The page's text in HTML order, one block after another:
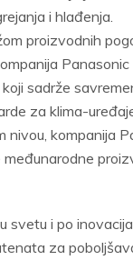
i hlađenja.
proizvodnih
Panasonic
sadrže
za klima-
nivou, kompanija
svetu i po
za